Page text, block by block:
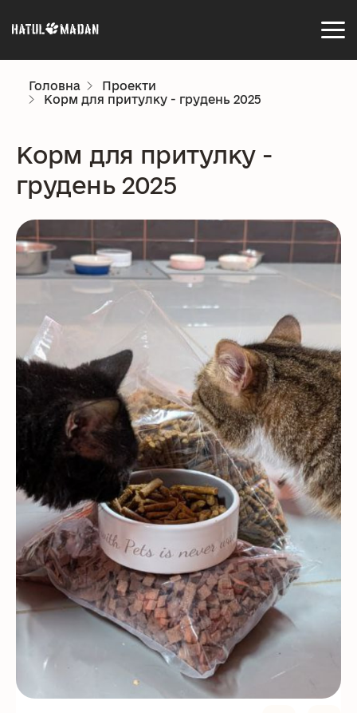
Головна
Проекти
Корм для притулку - грудень 2025
Корм для притулку -
грудень 2025